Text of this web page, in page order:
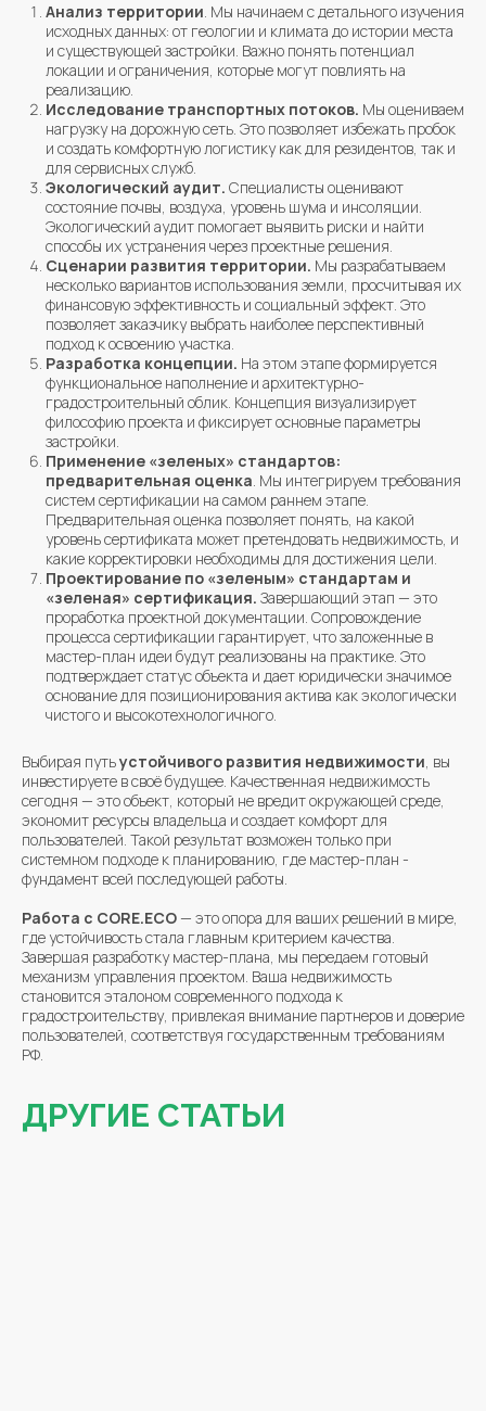
Анализ территории. Мы начинаем с детального изучения
исходных данных: от геологии и климата до истории места
и существующей застройки. Важно понять потенциал
локации и ограничения, которые могут повлиять на
реализацию.
Исследование транспортных потоков. Мы оцениваем
нагрузку на дорожную сеть. Это позволяет избежать пробок
и создать комфортную логистику как для резидентов, так и
для сервисных служб.
Экологический аудит. Специалисты оценивают
состояние почвы, воздуха, уровень шума и инсоляции.
Экологический аудит помогает выявить риски и найти
способы их устранения через проектные решения.
Сценарии развития территории. Мы разрабатываем
несколько вариантов использования земли, просчитывая их
финансовую эффективность и социальный эффект. Это
позволяет заказчику выбрать наиболее перспективный
подход к освоению участка.
Разработка концепции. На этом этапе формируется
функциональное наполнение и архитектурно-
градостроительный облик. Концепция визуализирует
философию проекта и фиксирует основные параметры
застройки.
Применение «зеленых» стандартов:
предварительная оценка. Мы интегрируем требования
систем сертификации на самом раннем этапе.
Предварительная оценка позволяет понять, на какой
уровень сертификата может претендовать недвижимость, и
какие корректировки необходимы для достижения цели.
Проектирование по «зеленым» стандартам и
«зеленая» сертификация. Завершающий этап — это
проработка проектной документации. Сопровождение
процесса сертификации гарантирует, что заложенные в
мастер-план идеи будут реализованы на практике. Это
подтверждает статус объекта и дает юридически значимое
основание для позиционирования актива как экологически
чистого и высокотехнологичного.
Выбирая путьустойчивого развития недвижимости, вы
инвестируете в своё будущее. Качественная недвижимость
сегодня — это объект, который не вредит окружающей среде,
экономит ресурсы владельца и создает комфорт для
пользователей. Такой результат возможен только при
системном подходе к планированию, где мастер-план -
фундамент всей последующей работы.
Работа с CORE.ECO — это опора для ваших решений в мире,
где устойчивость стала главным критерием качества.
Завершая разработку мастер-плана, мы передаем готовый
механизм управления проектом. Ваша недвижимость
становится эталоном современного подхода к
градостроительству, привлекая внимание партнеров и доверие
пользователей, соответствуя государственным требованиям
РФ.
ДРУГИЕ СТАТЬИ